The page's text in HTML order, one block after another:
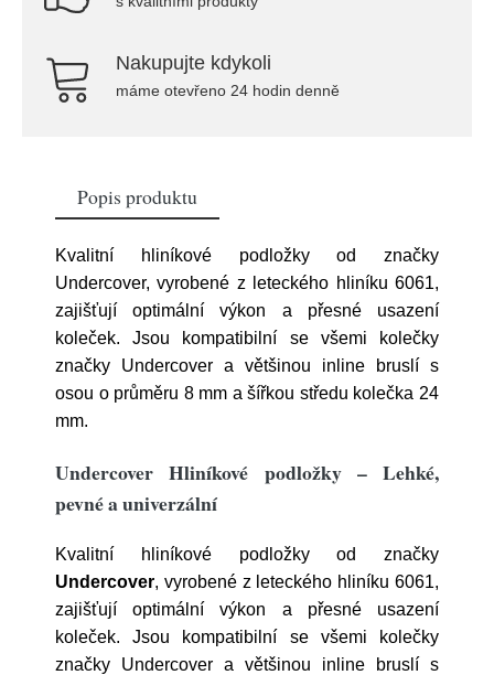
Nakupujte kdykoli
máme otevřeno 24 hodin denně
Popis produktu
Kvalitní hliníkové podložky od značky
Undercover, vyrobené z leteckého hliníku 6061,
zajišťují optimální výkon a přesné usazení
koleček. Jsou kompatibilní se všemi kolečky
značky Undercover a většinou inline bruslí s
osou o průměru 8 mm a šířkou středu kolečka 24
mm.
Undercover Hliníkové podložky – Lehké,
pevné a univerzální
Kvalitní hliníkové podložky od značky
Undercover, vyrobené z leteckého hliníku 6061,
zajišťují optimální výkon a přesné usazení
koleček. Jsou kompatibilní se všemi kolečky
značky Undercover a většinou inline bruslí s